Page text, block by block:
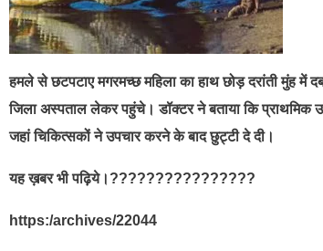
हमले से छटपटाए मगरमच्छ महिला का हाथ छोड़ दरांती मुंह में
जिला अस्पताल लेकर पहुंचे। डॉक्टर ने बताया कि प्राथमिक
जहां चिकित्सकों ने उपचार करने के बाद छुट्टी दे दी।
यह ख़बर भी पढ़िये।????????????????
https:/archives/22044